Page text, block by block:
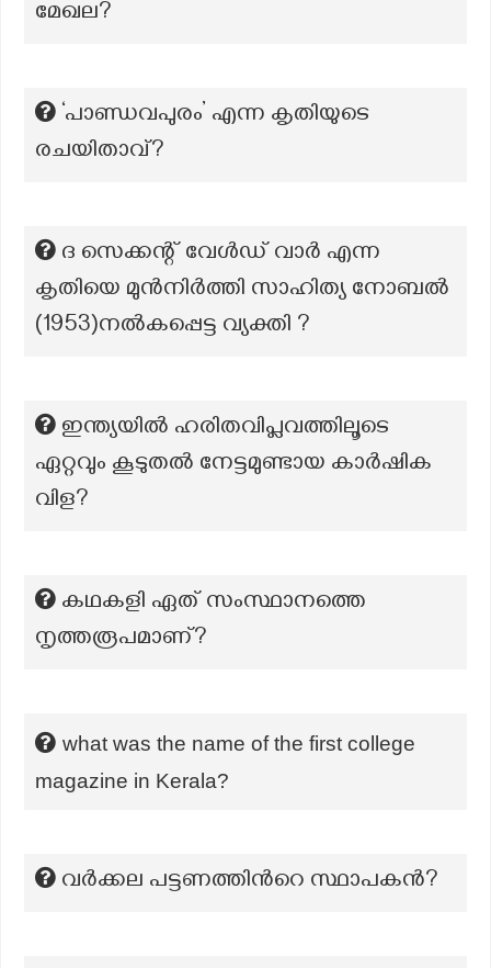
മേഖല?
‘പാണ്ഡവപുരം’ എന്ന കൃതിയുടെ
രചയിതാവ്?
ദ സെക്കന്റ് വേൾഡ് വാർ എന്ന
കൃതിയെ മുൻനിർത്തി സാഹിത്യ നോബൽ
(1953)നൽകപ്പെട്ട വ്യക്തി ?
ഇന്ത്യയിൽ ഹരിതവിപ്ലവത്തിലൂടെ
ഏറ്റവും കൂടുതൽ നേട്ടമുണ്ടായ കാർഷിക
വിള?
കഥകളി ഏത് സംസ്ഥാനത്തെ
നൃത്തരൂപമാണ്?
what was the name of the first college
magazine in Kerala?
വർക്കല പട്ടണത്തിന്‍റെ സ്ഥാപകൻ?